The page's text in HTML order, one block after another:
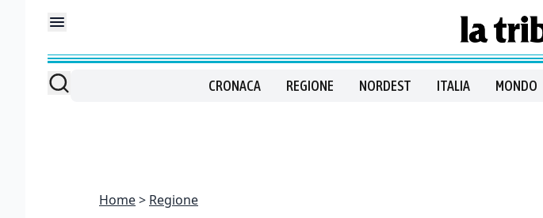
CRONACA REGIONE NORDEST ITALIA MONDO
Home Regione